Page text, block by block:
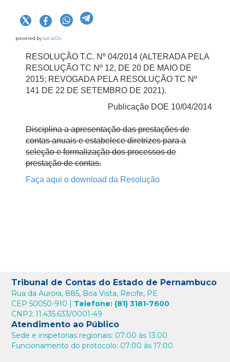
powered bysocial2s
RESOLUÇÃO T.C. Nº 04/2014 (ALTERADA PELA
RESOLUÇÃO TC Nº 12, DE 20 DE MAIO DE
2015; REVOGADA PELA RESOLUÇÃO TC Nº
141 DE 22 DE SETEMBRO DE 2021).
Publicação DOE 10/04/2014
Disciplina a apresentação das prestações de
contas anuais e estabelece diretrizes para a
seleção e formalização dos processos de
prestação de contas.
Faça aqui o download da Resolução
Tribunal de Contas do Estado de Pernambuco
Rua da Aurora, 885, Boa Vista, Recife, PE
CEP 50050-910 | Telefone: (81) 3181-7600
CNPJ: 11.435.633/0001-49
Atendimento ao Público
Sede e inspetorias regionais: 07:00 às 13:00
Funcionamento do protocolo: 07:00 às 17:00